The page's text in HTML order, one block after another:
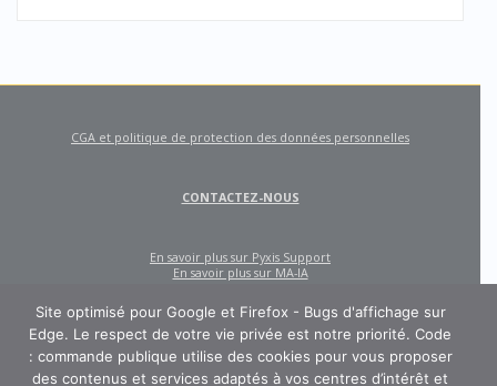
CGA et politique de protection des données personnelles
CONTACTEZ-NOUS
En savoir plus sur Pyxis Support
En savoir plus sur MA-IA
Site optimisé pour Google et Firefox - Bugs d'affichage sur
Edge. Le respect de votre vie privée est notre priorité. Code
: commande publique utilise des cookies pour vous proposer
des contenus et services adaptés à vos centres d’intérêt et